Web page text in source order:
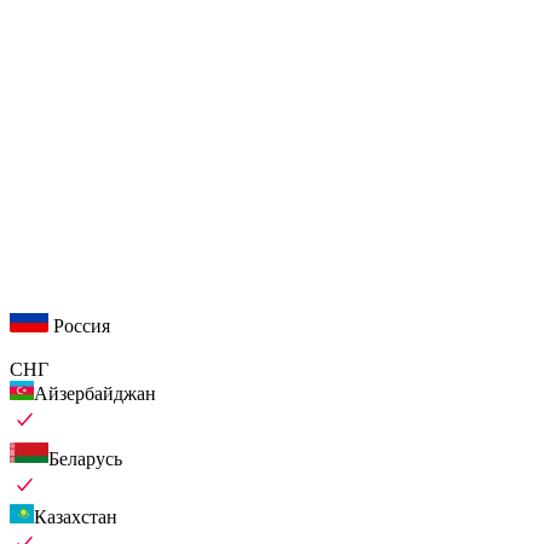
Россия
СНГ
Айзербайджан
Беларусь
Казахстан